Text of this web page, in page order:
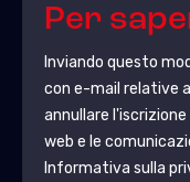
Per
Inviando questo
con e-mail relative
annullare
web e le
Informativa sulla